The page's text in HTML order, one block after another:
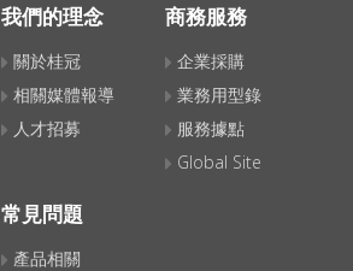
我們的理念
關於桂冠
相關媒體報導
人才招募
商務服務
企業採購
業務用型錄
服務據點
Global Site
常見問題
產品相關